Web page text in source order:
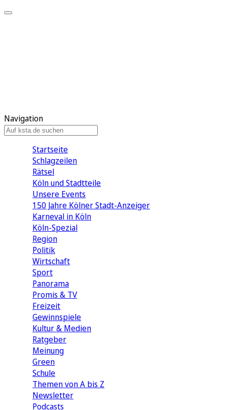
Navigation
Startseite
Schlagzeilen
Rätsel
Köln und Stadtteile
Unsere Events
150 Jahre Kölner Stadt-Anzeiger
Karneval in Köln
Köln-Spezial
Region
Politik
Wirtschaft
Sport
Panorama
Promis & TV
Freizeit
Gewinnspiele
Kultur & Medien
Ratgeber
Meinung
Green
Schule
Themen von A bis Z
Newsletter
Podcasts